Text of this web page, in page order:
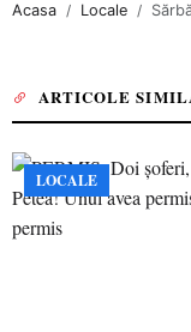
Acasa Locale
ARTICOLE
LOCALE